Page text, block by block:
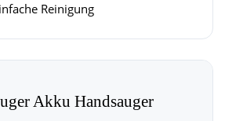
Reinigung
Akku Handsauger